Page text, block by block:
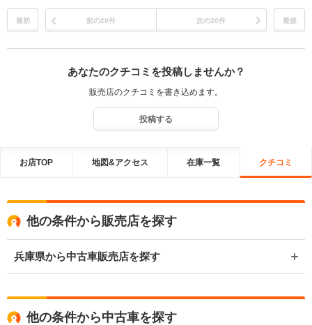
何なりとフォローさせていただきますので、お困りの際はお気軽にお
申し付けください。ありがとうございました！
最初 前の20件 次の20件 最後
あなたのクチコミを投稿しませんか？
販売店のクチコミを書き込めます。
投稿する
お店TOP 地図&アクセス 在庫一覧 クチコミ
他の条件から販売店を探す
兵庫県から中古車販売店を探す
他の条件から中古車を探す